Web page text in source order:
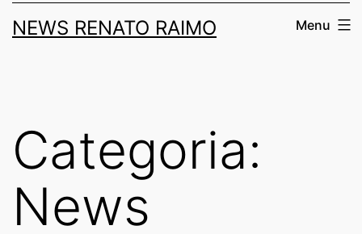
NEWS RENATO RAIMO Menu
Categoria:
News